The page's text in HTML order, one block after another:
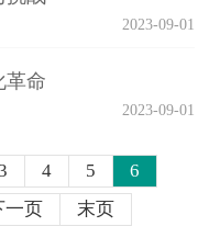
2023-09-01
革命
2023-09-01
4 5
6
一页 末页